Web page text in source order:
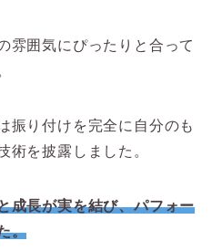
雰囲気にぴったりと合って
振り付けを完全に自分のも
術を披露しました。
成長が実を結び、パフォー
。